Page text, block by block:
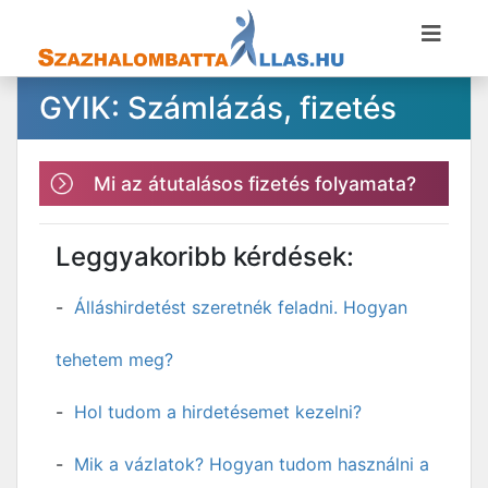
GYIK: Számlázás, fizetés
Mi az átutalásos fizetés folyamata?
Leggyakoribb kérdések:
Álláshirdetést szeretnék feladni. Hogyan
tehetem meg?
Hol tudom a hirdetésemet kezelni?
Mik a vázlatok? Hogyan tudom használni a